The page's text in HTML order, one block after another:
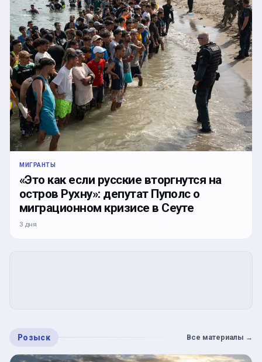
МИГРАНТЫ
«Это как если русские вторгнутся на
остров Рухну»: депутат Пуполс о
миграционном кризисе в Сеуте
3 дня
Розыск Все материалы →